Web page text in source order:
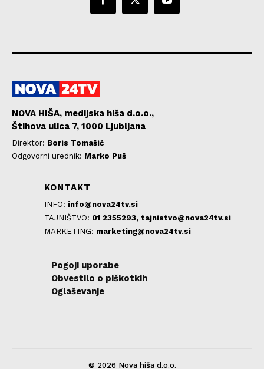
NOVA HIŠA, medijska hiša d.o.o.,
Štihova ulica 7, 1000 Ljubljana
Direktor: Boris Tomašič
Odgovorni urednik: Marko Puš
KONTAKT
INFO: info@nova24tv.si
TAJNIŠTVO: 01 2355293, tajnistvo@nova24tv.si
MARKETING: marketing@nova24tv.si
Pogoji uporabe
Obvestilo o piškotkih
Oglaševanje
© 2026 Nova hiša d.o.o.